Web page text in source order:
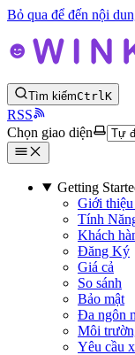
Bỏ qua để đến nội
Tìm kiếmCtrlK
RSS
Chọn giao diện
Getting
Giới
Tính
Khách
Đăng Ký
Giá cả
So sánh
Bảo mật
Đa ngôn
Môi
Yêu cầu